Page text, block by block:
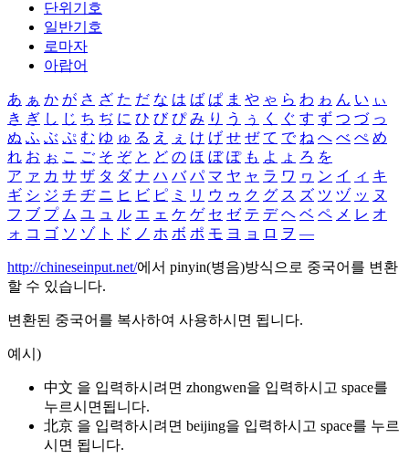
단위기호
일반기호
로마자
아랍어
あ ぁ か が さ ざ た だ な は ば ぱ ま や ゃ ら わ ゎ ん い ぃ
き ぎ し じ ち ぢ に ひ び ぴ み り う ぅ く ぐ す ず つ づ っ
ぬ ふ ぶ ぷ む ゆ ゅ る え ぇ け げ せ ぜ て で ね へ べ ぺ め
れ お ぉ こ ご そ ぞ と ど の ほ ぼ ぽ も よ ょ ろ を
ア ァ カ サ ザ タ ダ ナ ハ バ パ マ ヤ ャ ラ ワ ヮ ン イ ィ キ
ギ シ ジ チ ヂ ニ ヒ ビ ピ ミ リ ウ ゥ ク グ ス ズ ツ ヅ ッ ヌ
フ ブ プ ム ユ ュ ル エ ェ ケ ゲ セ ゼ テ デ ヘ ベ ペ メ レ オ
ォ コ ゴ ソ ゾ ト ド ノ ホ ボ ポ モ ヨ ョ ロ ヲ ―
http://chineseinput.net/에서 pinyin(병음)방식으로 중국어를 변환
할 수 있습니다.
변환된 중국어를 복사하여 사용하시면 됩니다.
예시)
中文 을 입력하시려면 zhongwen을 입력하시고 space를
누르시면됩니다.
北京 을 입력하시려면 beijing을 입력하시고 space를 누르
시면 됩니다.